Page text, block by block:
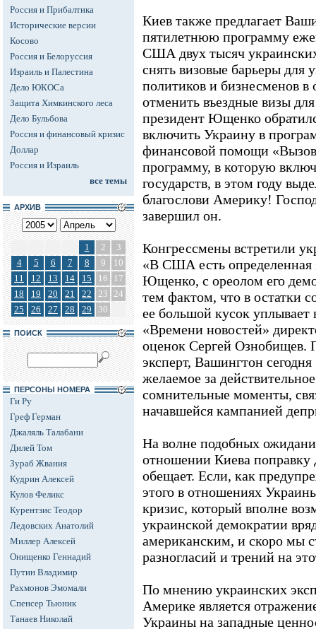
Россия и Прибалтика
Исторические версии
Косово
Россия и Белоруссия
Израиль и Палестина
Дело ЮКОСа
Защита Химкинского леса
Дело Бульбова
Россия и финансовый кризис
Доллар
Россия и Израиль
все темы
АРХИВ
1 2
3
4
5 6 7 8 9
10
11
12 13 14 15 16
17
18
19 20 21 22 23 24
25
26 27 28 29 30
ПОИСК
ПЕРСОНЫ НОМЕРА
Ги Ру
Греф Герман
Джаляль Талабани
Дилей Том
Зураб Жвания
Кудрин Алексей
Кулов Феликс
Курентзис Теодор
Ледовских Анатолий
Миллер Алексей
Онищенко Геннадий
Путин Владимир
Рахмонов Эмомали
Спенсер Тьюник
Танаев Николай
Киев также предлагает
пятилетнюю программу
США двух тысяч
снять визовые барьеры для
политиков и бизнесменов
отменить въездные визы
президент Ющенко
включить Украину в
финансовой помощи «Вызов
программу, в которую
государств, в этом году
благослови Америку!
завершил он.
Конгрессмены встретили
«В США есть определенная
Ющенко, с ореолом его
тем фактом, что в остатки
ее большой кусок уплывает
«Времени новостей»
оценок Сергей Ознобищев.
эксперт, Вашингтон
желаемое за
сомнительные моменты,
начавшейся кампанией
На волне подобных
отношении Киева
обещает. Если, как
этого в отношениях
кризис, который вполне
украинской демократии
американским, и скоро мы
разногласий и трений на
По мнению украинских
Америке является
Украины на западные